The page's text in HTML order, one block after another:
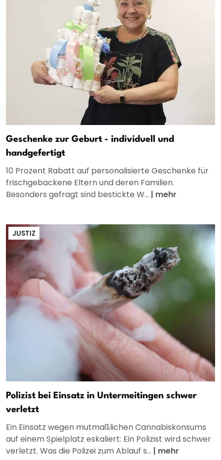
Geschenke zur Geburt - individuell und
handgefertigt
10 Prozent Rabatt auf personalisierte Geschenke für
frischgebackene Eltern und deren Familien.
Besonders gefragt sind bestickte W... | mehr
JUSTIZ
Polizist bei Einsatz in Untermeitingen schwer
verletzt
Ein Einsatz wegen mutmaßlichen Cannabiskonsums
auf einem Spielplatz eskaliert: Ein Polizist wird schwer
verletzt. Was die Polizei zum Ablauf s... | mehr